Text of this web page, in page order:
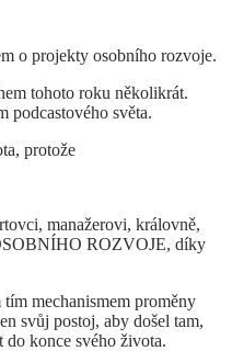
o projekty osobního rozvoje.
tohoto roku několikrát.
podcastového světa.
protože
manažerovi, královně,
ROZVOJE, díky
mechanismem proměny
svůj postoj, aby došel tam,
do konce svého života.